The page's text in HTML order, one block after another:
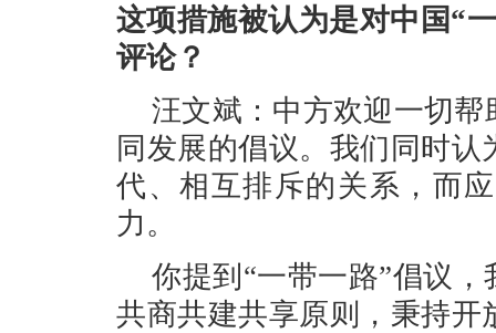
这项措施被认为是对中国“
评论？
汪文斌：中方欢迎一切
同发展的倡议。我们同时
代、相互排斥的关系，而
力。
你提到“一带一路”倡议
共商共建共享原则，秉持